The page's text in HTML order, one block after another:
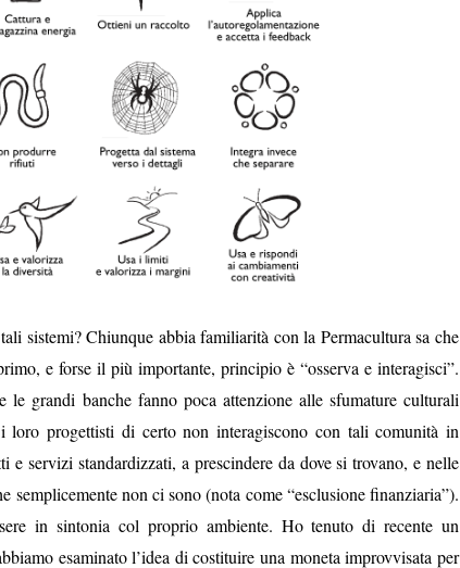
sistemi? Chiunque abbia familiarità con la Permacultura sa che
e forse il più importante, principio è “osserva e interagisci”.
le grandi banche fanno poca attenzione alle sfumature culturali
loro progettisti di certo non interagiscono con tali comunità in
e servizi standardizzati, a prescindere da dove si trovano, e nelle
semplicemente non ci sono (nota come “esclusione finanziaria”).
in sintonia col proprio ambiente. Ho tenuto di recente un
esaminato l’idea di costituire una moneta improvvisata per